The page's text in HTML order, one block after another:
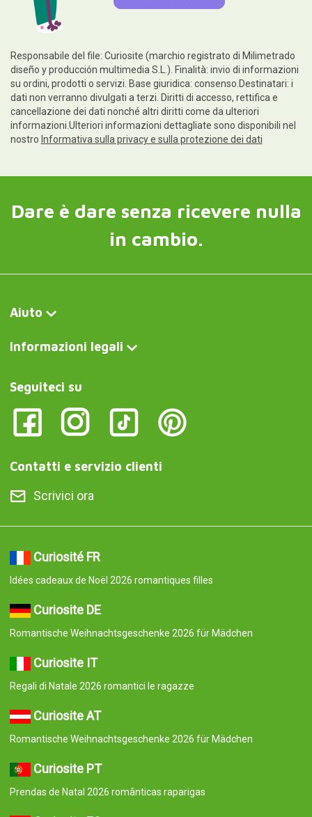
Responsabile del file: Curiosite (marchio registrato di Milimetrado
diseño y producción multimedia S.L.). Finalità: invio di informazioni
su ordini, prodotti o servizi. Base giuridica: consenso.Destinatari: i
dati non verranno divulgati a terzi. Diritti di accesso, rettifica e
cancellazione dei dati nonché altri diritti come da ulteriori
informazioni.Ulteriori informazioni dettagliate sono disponibili nel
nostro Informativa sulla privacy e sulla protezione dei dati
Dare è dare senza ricevere nulla
in cambio.
Aiuto
Informazioni legali
Seguiteci su
Contatti e servizio clienti
Scrivici ora
Curiosité FR
Idées cadeaux de Noël 2026 romantiques filles
Curiosite DE
Romantische Weihnachtsgeschenke 2026 für Mädchen
Curiosite IT
Regali di Natale 2026 romantici le ragazze
Curiosite AT
Romantische Weihnachtsgeschenke 2026 für Mädchen
Curiosite PT
Prendas de Natal 2026 românticas raparigas